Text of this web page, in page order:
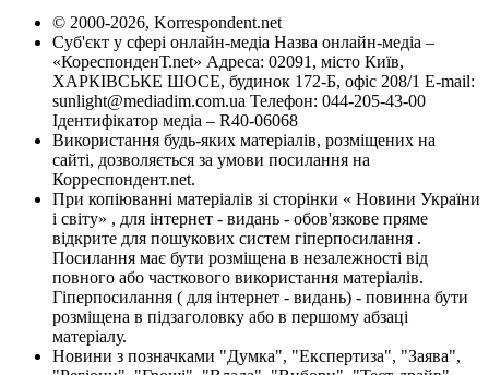
© 2000-2026, Korrespondent.net
Суб'єкт у сфері онлайн-медіа Назва онлайн-медіа –
«КореспонденТ.net» Адреса: 02091, місто Київ,
ХАРКІВСЬКЕ ШОСЕ, будинок 172-Б, офіс 208/1 E-mail:
sunlight@mediadim.com.ua Телефон: 044-205-43-00
Ідентифікатор медіа – R40-06068
Використання будь-яких матеріалів, розміщених на
сайті, дозволяється за умови посилання на
Корреспондент.net.
При копіюванні матеріалів зі сторінки « Новини України
і світу» , для інтернет - видань - обов'язкове пряме
відкрите для пошукових систем гіперпосилання .
Посилання має бути розміщена в незалежності від
повного або часткового використання матеріалів.
Гіперпосилання ( для інтернет - видань) - повинна бути
розміщена в підзаголовку або в першому абзаці
матеріалу.
Новини з позначками "Думка", "Експертиза", "Заява",